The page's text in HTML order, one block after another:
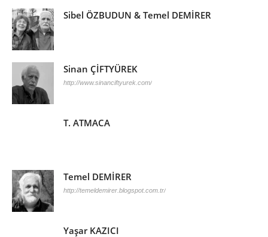
Sibel ÖZBUDUN & Temel DEMİRER
Sinan ÇİFTYÜREK
http://www.sinanciftyurek.com/
T. ATMACA
Temel DEMİRER
http://temeldemirer.blogspot.com.tr/
Yaşar KAZICI